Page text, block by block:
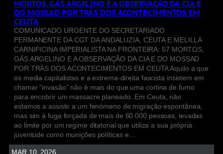
MORTOS, GÁS ARGELINO E A OBSERVAÇÃO DA CIA E
DO MOSSAD POR TRÁS DOS ACONTECIMENTOS EM
CEUTA
COMUNICADO URGENTE DO SECRETARIADO
PERMANENTE DA CGT DA ANDALUZIA, CEUTA E MELILLA
CARNIFICINA IMPERIALISTA NA FRONTEIRA: 57 MORTOS,
GÁS ARGELINO E A OBSERVAÇÃO DA CIA E DO MOSSAD
POR TRÁS DOS ACONTECIMENTOS EM CEUTA Aquilo a que
os media capitalistas e a extrema-direita fascista insistem em
chamar “invasão” não é mais do que uma cortina de fumo
para encobrir um massacre planeado. Em Ceuta, não
estamos a assistir a um fenómeno de migração espontânea,
mas sim à fuga forçada de mais de 60.000 pessoas, levadas
ao limite por um regime ditatorial que utiliza a sua própria
juventude como munições políticas e…
MAR 10, 2026